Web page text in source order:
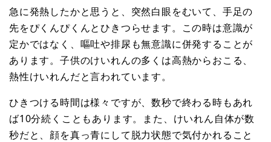
急に発熱したかと思うと、突然白眼をむいて、手足の
先をぴくんぴくんとひきつらせます。この時は意識が
定かではなく、嘔吐や排尿も無意識に併発することが
あります。子供のけいれんの多くは高熱からおこる、
熱性けいれんだと言われています。
ひきつける時間は様々ですが、数秒で終わる時もあれ
ば10分続くこともあります。また、けいれん自体が数
秒だと、顔を真っ青にして脱力状態で気付かれること